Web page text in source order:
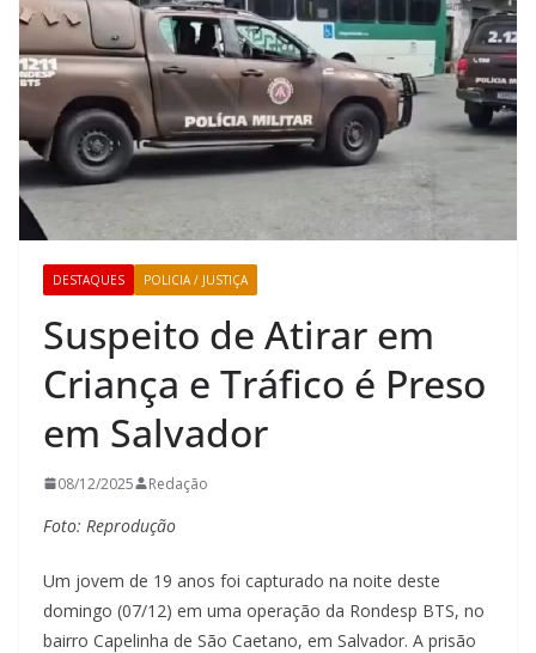
DESTAQUES POLICIA / JUSTIÇA
Suspeito de Atirar em
Criança e Tráfico é Preso
em Salvador
08/12/2025 Redação
Foto: Reprodução
Um jovem de 19 anos foi capturado na noite deste
domingo (07/12) em uma operação da Rondesp BTS, no
bairro Capelinha de São Caetano, em Salvador. A prisão